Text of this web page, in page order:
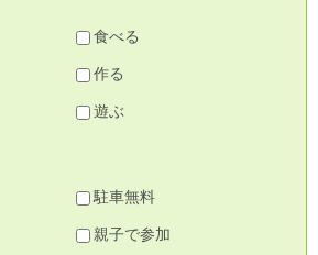
食べる
作る
遊ぶ
駐車無料
親子で参加